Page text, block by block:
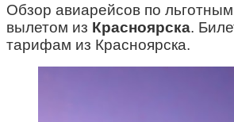
Обзор авиарейсов по
вылетом из Красноярска.
тарифам из Красноярска.